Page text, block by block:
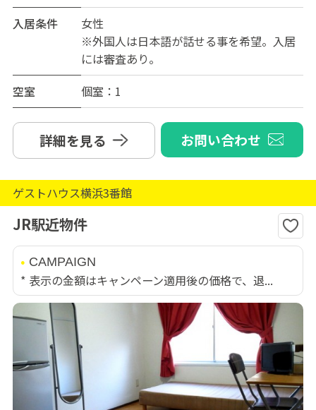
入居条件
女性
※外国人は日本語が話せる事を希望。入居
には審査あり。
空室
個室：1
詳細を見る お問い合わせ
ゲストハウス横浜3番館
JR駅近物件
CAMPAIGN
* 表示の金額はキャンペーン適用後の価格で、退...